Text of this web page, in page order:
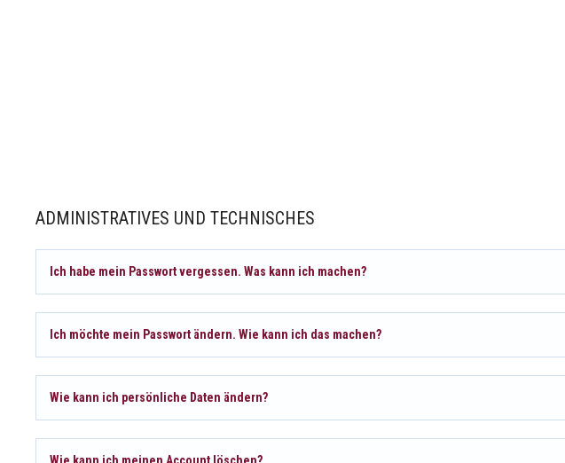
ADMINISTRATIVES UND TECHNISCHES
Ich habe mein Passwort vergessen. Was kann ich machen?
Ich möchte mein Passwort ändern. Wie kann ich das machen?
Wie kann ich persönliche Daten ändern?